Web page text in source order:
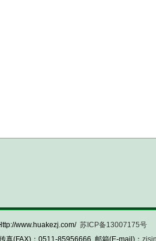
www.huakezj.com/ 苏ICP备13007175号
(FAX)：0511-85956666 邮箱(E-mail)：